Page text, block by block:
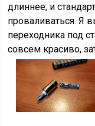
длиннее, и
проваливаться. Я
переходника под
совсем красиво,